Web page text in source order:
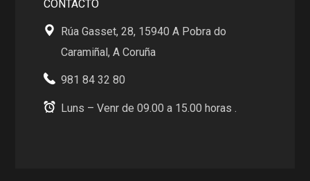
CONTACTO
Rúa Gasset, 28, 15940 A Pobra do
Caramiñal, A Coruña
981 84 32 80
Luns – Venr de 09.00 a 15.00 horas .